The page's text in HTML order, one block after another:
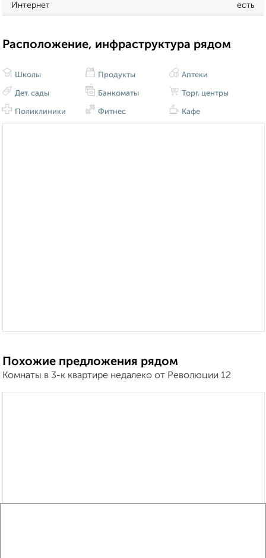
Интернет есть
Расположение, инфраструктура рядом
Школы
Дет. сады
Поликлиники
Продукты
Банкоматы
Фитнес
Аптеки
Торг. центры
Кафе
Похожие предложения рядом
Комнаты в 3-к квартире недалеко от Революции 12